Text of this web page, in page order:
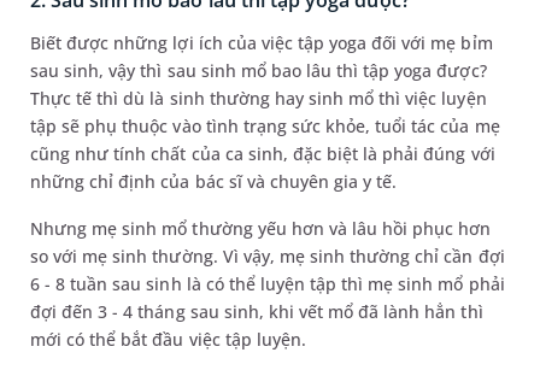
Biết được những lợi ích của việc tập yoga đối với mẹ bỉm
sau sinh, vậy thì sau sinh mổ bao lâu thì tập yoga được?
Thực tế thì dù là sinh thường hay sinh mổ thì việc luyện
tập sẽ phụ thuộc vào tình trạng sức khỏe, tuổi tác của mẹ
cũng như tính chất của ca sinh, đặc biệt là phải đúng với
những chỉ định của bác sĩ và chuyên gia y tế.
Nhưng mẹ sinh mổ thường yếu hơn và lâu hồi phục hơn
so với mẹ sinh thường. Vì vậy, mẹ sinh thường chỉ cần đợi
6 - 8 tuần sau sinh là có thể luyện tập thì mẹ sinh mổ phải
đợi đến 3 - 4 tháng sau sinh, khi vết mổ đã lành hẳn thì
mới có thể bắt đầu việc tập luyện.